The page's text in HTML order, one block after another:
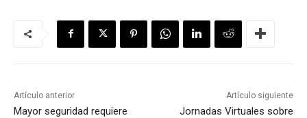
Artículo anterior
Mayor seguridad requiere
Artículo siguiente
Jornadas Virtuales sobre